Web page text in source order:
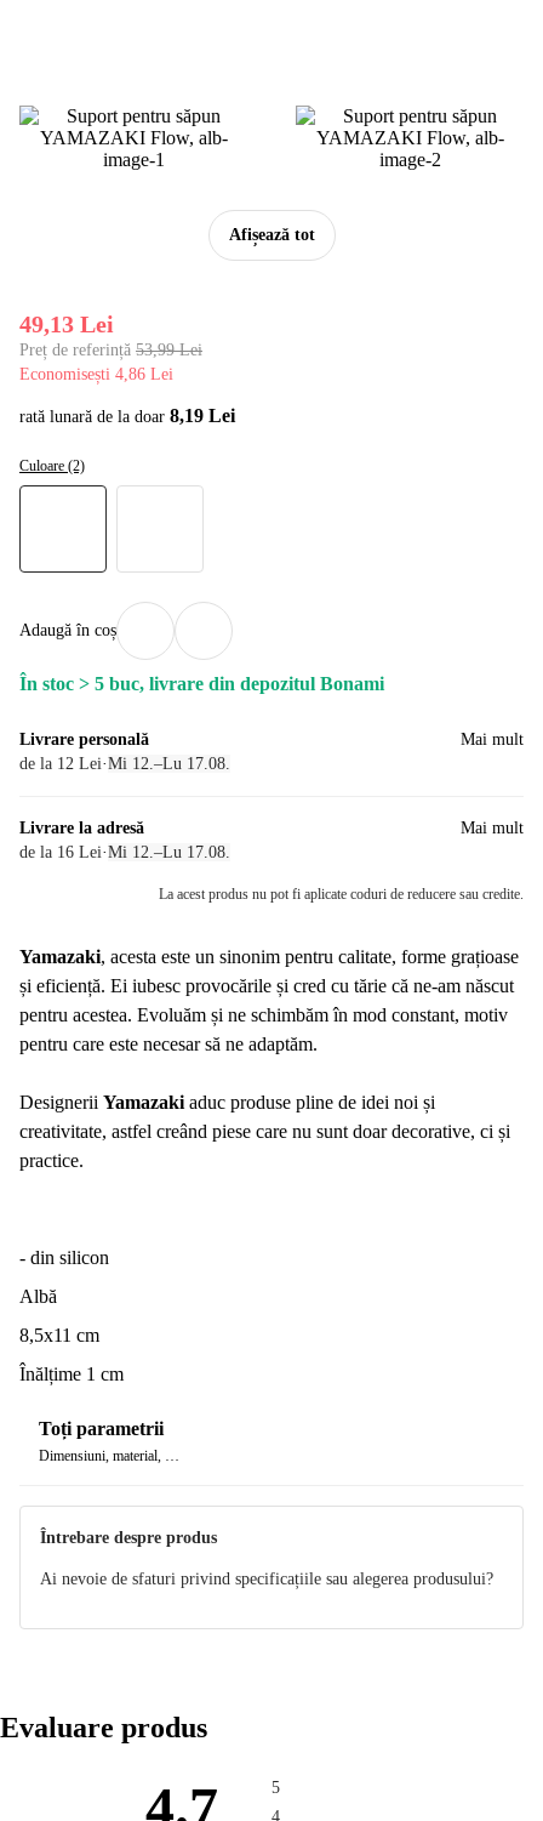
Afișează tot
49,13 Lei
Preț de referință 53,99 Lei
Economisești 4,86 Lei
rată lunară de la doar 8,19 Lei
Culoare (2)
Adaugă în coș
În stoc > 5 buc, livrare din depozitul Bonami
Livrare personală
de la 12 Lei·Mi 12.–Lu 17.08.
Mai mult
Livrare la adresă
de la 16 Lei·Mi 12.–Lu 17.08.
Mai mult
La acest produs nu pot fi aplicate coduri de reducere sau credite.
Yamazaki, acesta este un sinonim pentru calitate, forme grațioase
și eficiență. Ei iubesc provocările și cred cu tărie că ne-am născut
pentru acestea. Evoluăm și ne schimbăm în mod constant, motiv
pentru care este necesar să ne adaptăm.
Designerii Yamazaki aduc produse pline de idei noi și
creativitate, astfel creând piese care nu sunt doar decorative, ci și
practice.
- din silicon
Albă
8,5x11 cm
Înălțime 1 cm
Toți parametrii
Dimensiuni, material, …
Întrebare despre produs
Ai nevoie de sfaturi privind specificațiile sau alegerea produsului?
Evaluare produs
4.7
5
4